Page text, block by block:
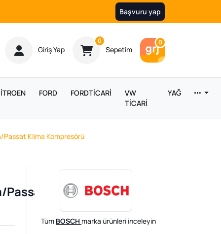
Başvuru yap
Giriş Yap
0Ürün sayısı
Sepetim
0Araç sayısı
FORD FORDTİCARİ
VW
TİCARİ
YAĞ
Klima Kompresörü
Tüm BOSCH marka ürünleri inceleyin